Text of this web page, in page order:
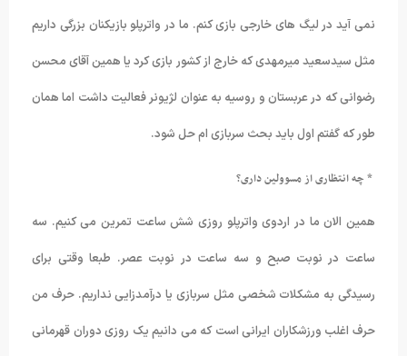
نمی آید در لیگ های خارجی بازی کنم. ما در واترپلو بازیکنان بزرگی داریم
مثل سیدسعید میرمهدی که خارج از کشور بازی کرد یا همین آقای محسن
رضوانی که در عربستان و روسیه به عنوان لژیونر فعالیت داشت اما همان
طور که گفتم اول باید بحث سربازی ام حل شود.
* چه انتظاری از مسوولین داری؟
همین الان ما در اردوی واترپلو روزی شش ساعت تمرین می کنیم. سه
ساعت در نوبت صبح و سه ساعت در نوبت عصر. طبعا وقتی برای
رسیدگی به مشکلات شخصی مثل سربازی یا درآمدزایی نداریم. حرف من
حرف اغلب ورزشکاران ایرانی است که می دانیم یک روزی دوران قهرمانی